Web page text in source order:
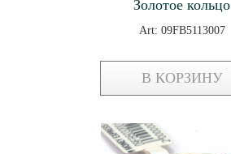
Золотое кольцо
Art: 09FB5113007
В КОРЗИНУ